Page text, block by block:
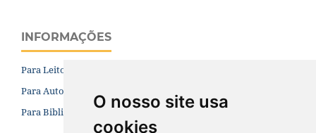
O nosso site usa
cookies
INFORMAÇÕES
Para Leitores
Para Autores
Para Bibliotecários